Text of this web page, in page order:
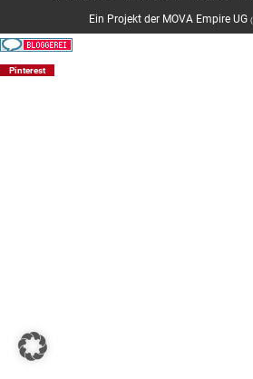
Ein Projekt der MOVA Empire UG
Pinterest